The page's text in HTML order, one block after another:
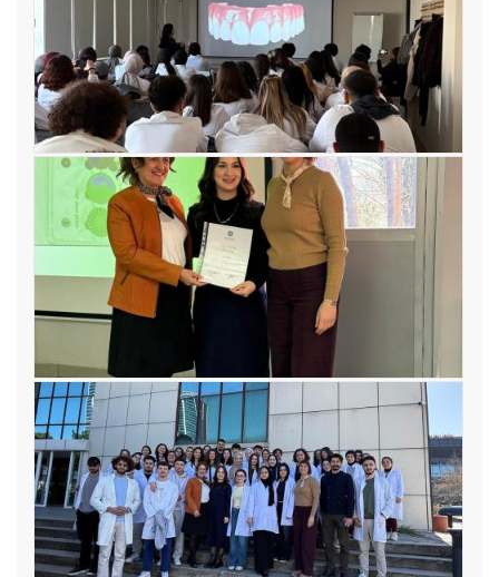
Diş Protez Teknolojisi Programı Dijital İş Akışı / Cad Cam